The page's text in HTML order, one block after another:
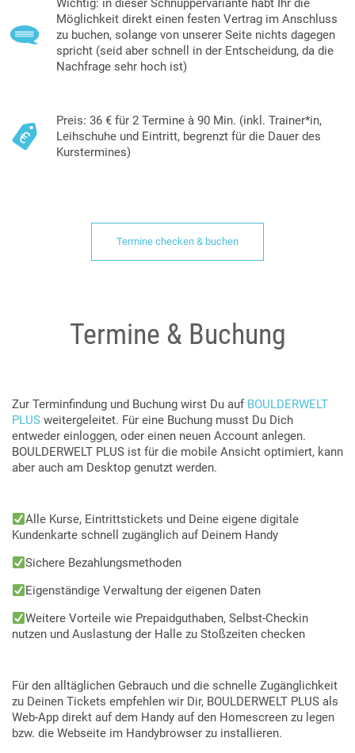
Wichtig: in dieser Schnuppervariante habt Ihr die
Möglichkeit direkt einen festen Vertrag im Anschluss
zu buchen, solange von unserer Seite nichts dagegen
spricht (seid aber schnell in der Entscheidung, da die
Nachfrage sehr hoch ist)
Preis: 36 € für 2 Termine à 90 Min. (inkl. Trainer*in,
Leihschuhe und Eintritt, begrenzt für die Dauer des
Kurstermines)
Termine checken & buchen
Termine & Buchung
Zur Terminfindung und Buchung wirst Du auf BOULDERWELT
PLUS weitergeleitet. Für eine Buchung musst Du Dich
entweder einloggen, oder einen neuen Account anlegen.
BOULDERWELT PLUS ist für die mobile Ansicht optimiert, kann
aber auch am Desktop genutzt werden.
Alle Kurse, Eintrittstickets und Deine eigene digitale
Kundenkarte schnell zugänglich auf Deinem Handy
Sichere Bezahlungsmethoden
Eigenständige Verwaltung der eigenen Daten
Weitere Vorteile wie Prepaidguthaben, Selbst-Checkin
nutzen und Auslastung der Halle zu Stoßzeiten checken
Für den alltäglichen Gebrauch und die schnelle Zugänglichkeit
zu Deinen Tickets empfehlen wir Dir, BOULDERWELT PLUS als
Web-App direkt auf dem Handy auf den Homescreen zu legen
bzw. die Webseite im Handybrowser zu installieren.